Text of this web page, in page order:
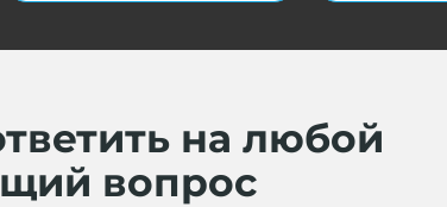
на любой
вопрос